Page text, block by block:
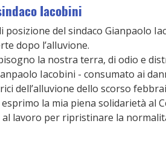
Iacobini
posizione del sindaco Gianpaolo
dopo l’alluvione.
la nostra terra, di odio e
Iacobini - consumato ai
dell’alluvione dello scorso
la mia piena solidarietà al
lavoro per ripristinare la